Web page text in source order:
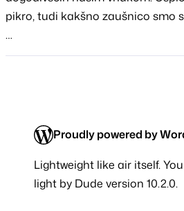
pikro, tudi kakšno zaušnico smo
…
Proudly powered by
Lightweight likeair itself.
light by Dude version 10.2.0.